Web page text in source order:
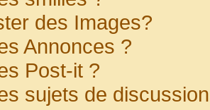
des Images?
Annonces ?
Post-it ?
sujets de